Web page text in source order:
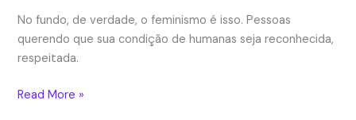
No fundo, de verdade, o feminismo é isso. Pessoas
querendo que sua condição de humanas seja reconhecida,
respeitada.
Uma
Read More »